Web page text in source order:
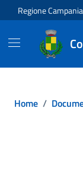
Vai ai contenuti
Vai al footer
Regione Campania
Home /